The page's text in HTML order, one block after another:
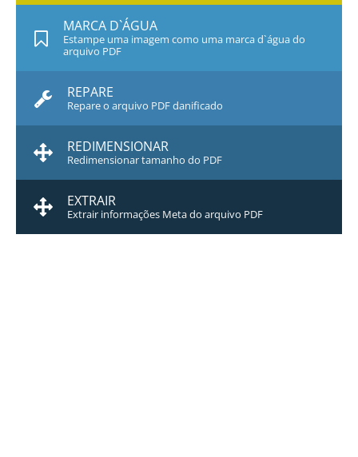
MARCA D`ÁGUA
Estampe uma imagem como uma marca d`água do
arquivo PDF
REPARE
Repare o arquivo PDF danificado
REDIMENSIONAR
Redimensionar tamanho do PDF
EXTRAIR
Extrair informações Meta do arquivo PDF